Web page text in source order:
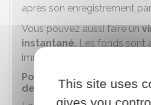
après son enregistrement
Vous pouvez aussi faire un
instantané. Les fonds sont
immédiatement sur le
Point de départ du calcul
de valeurThis site uses